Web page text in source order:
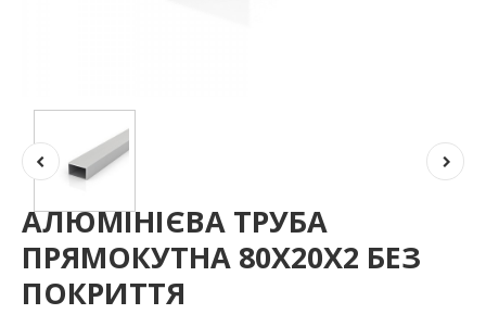
АЛЮМІНІЄВА ТРУБА
ПРЯМОКУТНА 80Х20Х2 БЕЗ
ПОКРИТТЯ